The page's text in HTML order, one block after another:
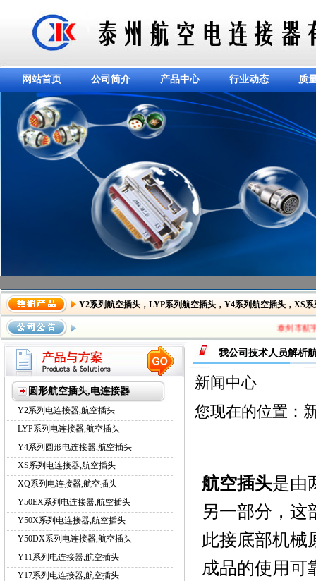
网站首页 公司简介 产品中心 行业动态 质
dddddddddddd
Y2系列航空插头 ， LYP系列航空插头 ， Y4系列航空插头 ， XS系
，CXCH
系列航空插头
泰州市航宇电
圆形航空插头,电连接器
Y2系列电连接器,航空插头
LYP系列电连接器,航空插头
Y4系列圆形电连接器,航空插头
XS系列电连接器,航空插头
XQ系列电连接器,航空插头
Y50EX系列电连接器,航空插头
Y50X系列电连接器,航空插头
Y50DX系列电连接器,航空插头
Y11系列电连接器,航空插头
Y17系列电连接器,航空插头
我公司技术人员解析
新闻中心
您现在的位置：
航空插头是由
另一部分，这
此接底部机械
成品的使用可